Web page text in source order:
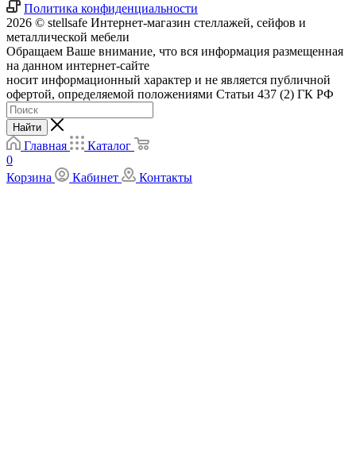
Политика конфиденциальности
2026 © stellsafe Интернет-магазин стеллажей, сейфов и
металлической мебели
Обращаем Ваше внимание, что вся информация размещенная
на данном интернет-сайте
носит информационный характер и не является публичной
офертой, определяемой положениями Статьи 437 (2) ГК РФ
Найти
Главная
Каталог
0
Корзина
Кабинет Контакты